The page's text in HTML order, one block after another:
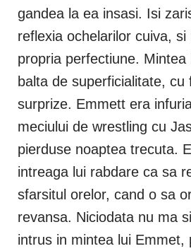
gandea la ea insasi. Isi
reflexia ochelarilor cuiva, si
propria perfectiune. Mintea
balta de superficialitate, cu
surprize. Emmett era
meciului de wrestling cu
pierduse noaptea trecuta.
intreaga lui rabdare ca sa
sfarsitul orelor, cand o sa
revansa. Niciodata nu ma
intrus in mintea lui Emmet,